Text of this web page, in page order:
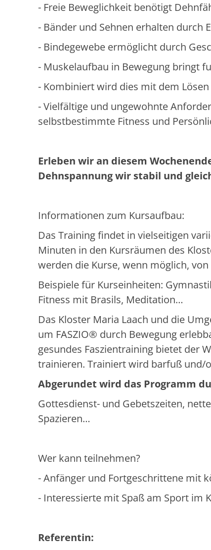
- Freie Beweglichkeit benötigt
- Bänder und Sehnen erhalten durch
- Bindegewebe ermöglicht durch
- Muskelaufbau in Bewegung bringt
- Kombiniert wird dies mit dem
- Vielfältige und ungewohnte
selbstbestimmte Fitness und
Erleben wir an diesem
Dehnspannung wir stabil und
Informationen zum Kursaufbau:
Das Training findet in vielseitigen
Minuten in den Kursräumen des
werden die Kurse, wenn möglich,
Beispiele für Kurseinheiten:
Fitness mit Brasils, Meditation…
Das Kloster Maria Laach und die
um FASZIO® durch Bewegung
gesundes Faszientraining bietet der
trainieren. Trainiert wird barfuß und/
Abgerundet wird das Programm
Gottesdienst- und Gebetszeiten,
Spazieren…
Wer kann teilnehmen?
- Anfänger und Fortgeschrittene mit
- Interessierte mit Spaß am Sport im
Referentin: